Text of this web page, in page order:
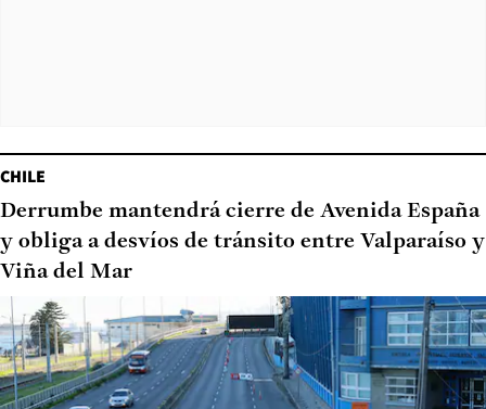
CHILE
Derrumbe mantendrá cierre de Avenida España
y obliga a desvíos de tránsito entre Valparaíso y
Viña del Mar